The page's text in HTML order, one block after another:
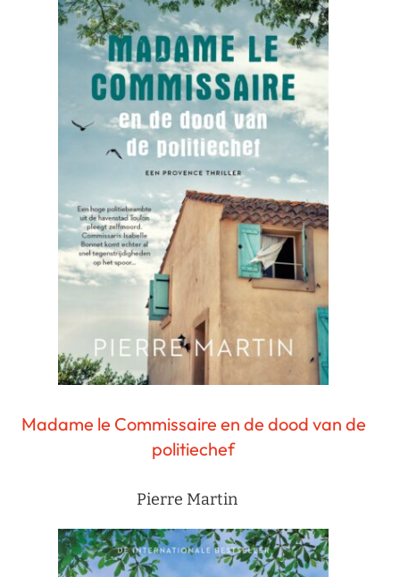
Madame le Commissaire en de dood van de
politiechef
Pierre Martin